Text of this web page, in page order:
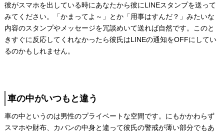
彼がスマホを出している時にあなたから彼にLINEスタンプを送って
みてください。「かまってよ～」とか「用事はすんだ？」みたいな
内容のスタンプやメッセージを冗談めいて送れば自然です。このと
きすぐに反応してくれなかったら彼氏はLINEの通知をOFFにしてい
るのかもしれません。
車の中がいつもと違う
車の中というのは男性のプライベートな空間です。にもかかわらず
スマホや財布、カバンの中身と違って彼氏の警戒が薄い部分でもあ